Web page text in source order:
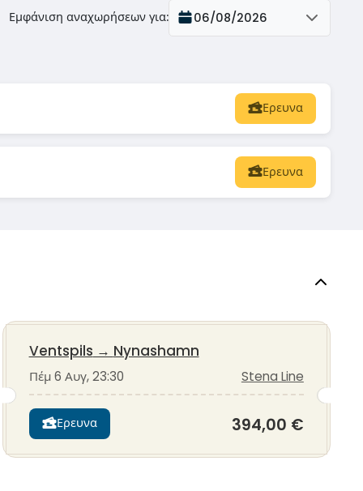
Εμφάνιση αναχωρήσεων για: 06/08/2026
Ερευνα
Ερευνα
Ventspils → Nynashamn
Πέμ 6 Αυγ, 23:30 Stena Line
Ερευνα 394,00 €